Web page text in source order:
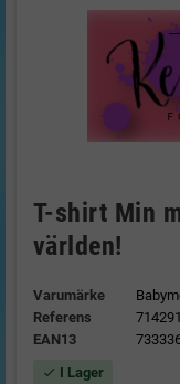
T-shirt Min
världen!
Varumärke
Referens
EAN13
check I Lager